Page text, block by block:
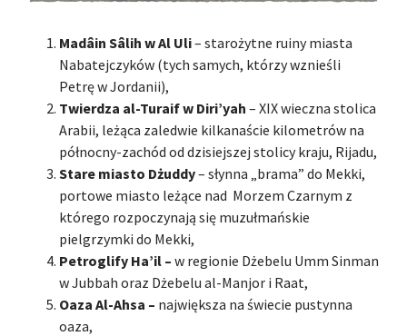
Madâin Sâlih w Al Uli– starożytne ruiny miasta
Nabatejczyków (tych samych, którzy wznieśli
Petrę w Jordanii),
Twierdza al-Turaif w Diri’yah – XIX wieczna stolica
Arabii, leżąca zaledwie kilkanaście kilometrów na
północny-zachód od dzisiejszej stolicy kraju, Rijadu,
Stare miasto Dżuddy– słynna „brama” do Mekki,
portowe miasto leżące nad Morzem Czarnym z
którego rozpoczynają się muzułmańskie
pielgrzymki do Mekki,
Petroglify Ha’il – w regionie Dżebelu Umm Sinman
w Jubbah oraz Dżebelu al-Manjor i Raat,
Oaza Al-Ahsa – największa na świecie pustynna
oaza,